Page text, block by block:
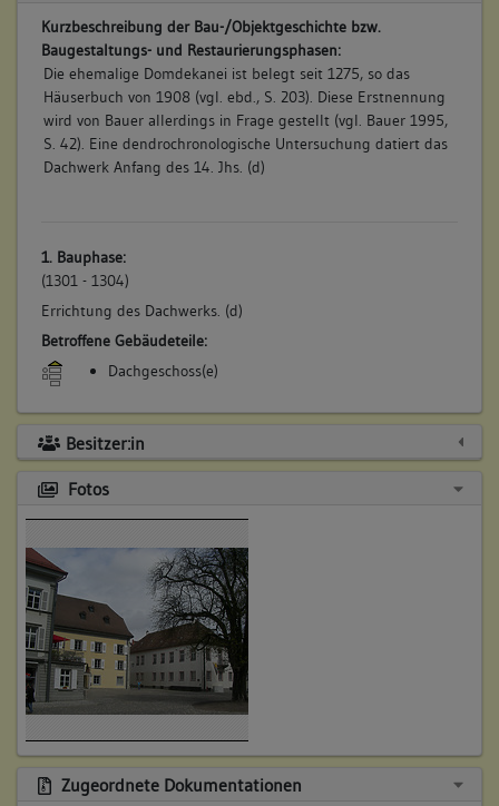
Kurzbeschreibung der Bau-/Objektgeschichte bzw.
Baugestaltungs- und Restaurierungsphasen:
Die ehemalige Domdekanei ist belegt seit 1275, so das
Häuserbuch von 1908 (vgl. ebd., S. 203). Diese Erstnennung
wird von Bauer allerdings in Frage gestellt (vgl. Bauer 1995,
S. 42). Eine dendrochronologische Untersuchung datiert das
Dachwerk Anfang des 14. Jhs. (d)
1. Bauphase:
(1301 - 1304)
Errichtung des Dachwerks. (d)
Betroffene Gebäudeteile:
Dachgeschoss(e)
Besitzer:in
Fotos
Zugeordnete Dokumentationen